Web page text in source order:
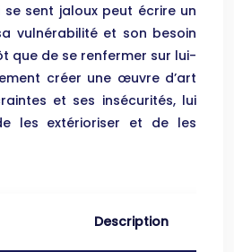
se sent jaloux peut écrire un
vulnérabilité et son besoin
que de se renfermer sur lui-
créer une œuvre d’art
et ses insécurités, lui
les extérioriser et de les
Description